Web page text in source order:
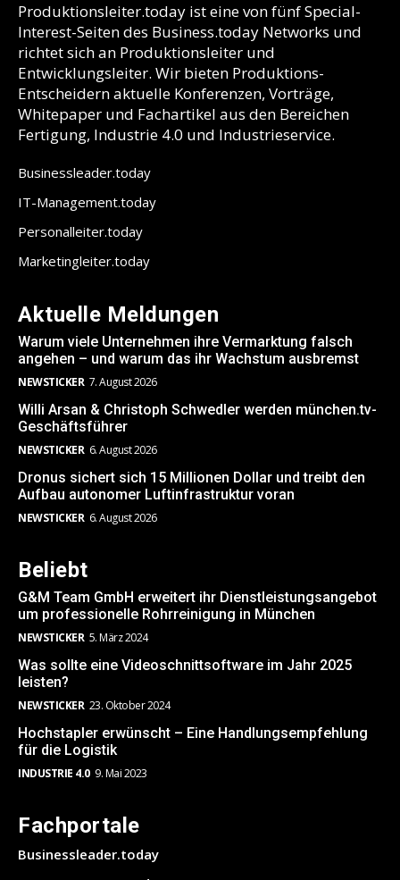
Produktionsleiter.today ist eine von fünf Special-
Interest-Seiten des Business.today Networks und
richtet sich an Produktionsleiter und
Entwicklungsleiter. Wir bieten Produktions-
Entscheidern aktuelle Konferenzen, Vorträge,
Whitepaper und Fachartikel aus den Bereichen
Fertigung, Industrie 4.0 und Industrieservice.
Businessleader.today
IT-Management.today
Personalleiter.today
Marketingleiter.today
Aktuelle Meldungen
Warum viele Unternehmen ihre Vermarktung falsch
angehen – und warum das ihr Wachstum ausbremst
NEWSTICKER 7. August 2026
Willi Arsan & Christoph Schwedler werden münchen.tv-
Geschäftsführer
NEWSTICKER 6. August 2026
Dronus sichert sich 15 Millionen Dollar und treibt den
Aufbau autonomer Luftinfrastruktur voran
NEWSTICKER 6. August 2026
Beliebt
G&M Team GmbH erweitert ihr Dienstleistungsangebot
um professionelle Rohrreinigung in München
NEWSTICKER 5. März 2024
Was sollte eine Videoschnittsoftware im Jahr 2025
leisten?
NEWSTICKER 23. Oktober 2024
Hochstapler erwünscht – Eine Handlungsempfehlung
für die Logistik
INDUSTRIE 4.0 9. Mai 2023
Fachportale
Businessleader.today